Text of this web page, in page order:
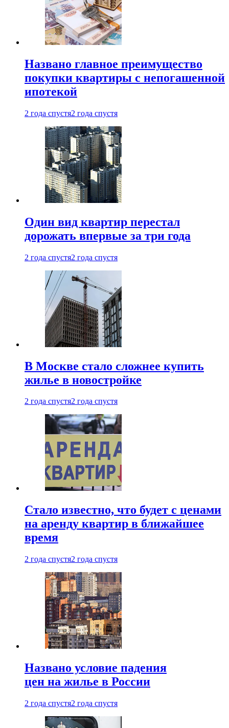
Названо главное преимущество
покупки квартиры с непогашенной
ипотекой
2 года спустя2 года спустя
Один вид квартир перестал
дорожать впервые за три года
2 года спустя2 года спустя
В Москве стало сложнее купить
жилье в новостройке
2 года спустя2 года спустя
Стало известно, что будет с ценами
на аренду квартир в ближайшее
время
2 года спустя2 года спустя
Названо условие падения
цен на жилье в России
2 года спустя2 года спустя